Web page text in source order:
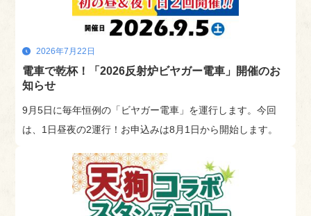
2026年7月22日
電車で乾杯！「2026反射炉ビヤガー電車」開催のお
知らせ
9月5日に毎年恒例の「ビヤガー電車」を運行します。今回
は、1日昼夜の2運行！お申込みは8月1日から開始します。